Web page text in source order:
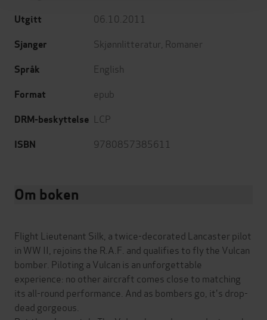
Utgitt 06.10.2011
Sjanger Skjønnlitteratur Romaner
Språk English
Format epub
DRM-beskyttelse LCP
ISBN 9780857385611
Om boken
Flight Lieutenant Silk, a twice-decorated Lancaster pilot
in WW II, rejoins the R.A.F. and qualifies to fly the Vulcan
bomber. Piloting a Vulcan is an unforgettable
experience: no other aircraft comes close to matching
its all-round performance. And as bombers go, it's drop-
dead gorgeous.